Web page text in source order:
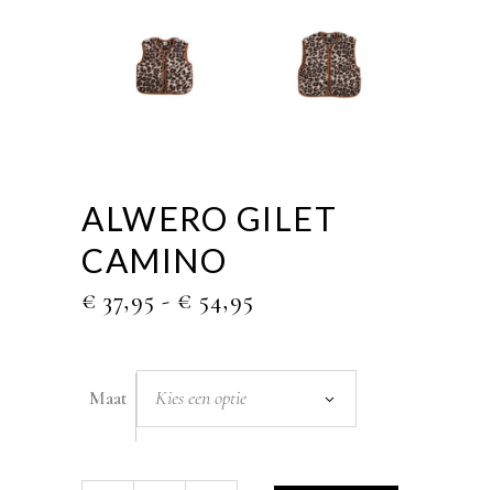
ALWERO GILET
CAMINO
€ 37,95 - € 54,95
€ 54,95
Maat Kies een optie